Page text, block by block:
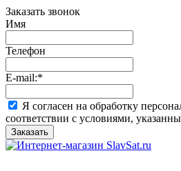
Заказать звонок
Имя
Телефон
E-mail:*
Я согласен на обработку
соответствии с условиями,
Заказать